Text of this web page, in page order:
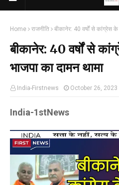
Home राजनीति बीकानेर: 40 वर्षों से कांग्रेस
बीकानेर: 40 वर्षों से
भाजपा का दामन थामा
India-Firstnews October 26, 2023
India-1stNews